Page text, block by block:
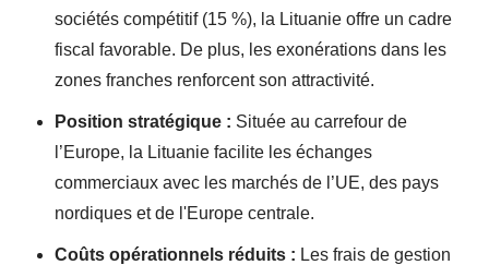
sociétés compétitif (15 %), la Lituanie offre un cadre
fiscal favorable. De plus, les exonérations dans les
zones franches renforcent son attractivité.
Position stratégique : Située au carrefour de
l’Europe, la Lituanie facilite les échanges
commerciaux avec les marchés de l’UE, des pays
nordiques et de l'Europe centrale.
Coûts opérationnels réduits : Les frais de gestion